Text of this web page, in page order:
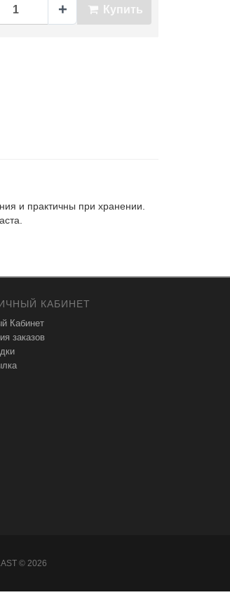
Купить
+
и практичны при хранении.
КАБИНЕТ
Кабинет
заказов
© 2026